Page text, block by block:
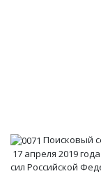
Поисковый
17 апреля 2019
сил Российской